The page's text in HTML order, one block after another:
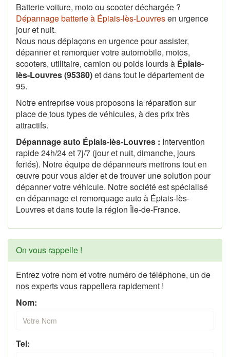
Batterie voiture, moto ou scooter déchargée ?
Dépannage batterie à Épiais-lès-Louvresen urgence
jour et nuit.
Nous nous déplaçons en urgence pour assister,
dépanner et remorquer votre automobile, motos,
scooters, utilitaire, camion ou poids lourds à Épiais-
lès-Louvres (95380)et dans tout le département de
95.
Notre entreprise vous proposons la réparation sur
place de tous types de véhicules, à des prix très
attractifs.
Dépannage auto Épiais-lès-Louvres : Intervention
rapide 24h/24 et 7j/7 (jour et nuit, dimanche, jours
feriés). Notre équipe de dépanneurs mettrons tout en
œuvre pour vous aider et de trouver une solution pour
dépanner votre véhicule. Notre société est spécialisé
en dépannage et remorquage auto à Épiais-lès-
Louvres et dans toute la région Île-de-France.
On vous rappelle !
Entrez votre nom et votre numéro de téléphone, un de
nos experts vous rappellera rapidement !
Nom:
Tel: